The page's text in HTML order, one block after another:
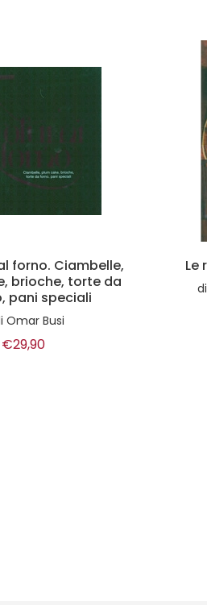
regionali italiane
della Salda
€49,00